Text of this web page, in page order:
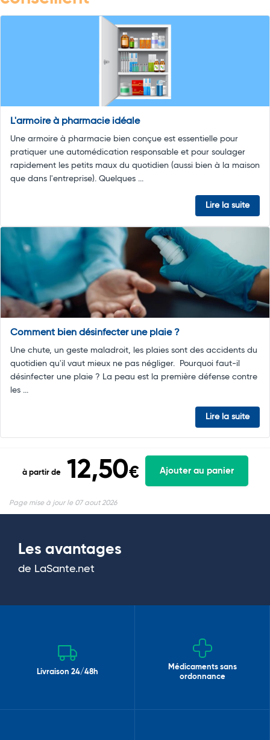
L'armoire à pharmacie idéale
Une armoire à pharmacie bien conçue est essentielle pour
pratiquer une automédication responsable et pour soulager
rapidement les petits maux du quotidien (aussi bien à la maison
que dans l'entreprise). Quelques ...
Lire la suite
Comment bien désinfecter une plaie ?
Une chute, un geste maladroit, les plaies sont des accidents du
quotidien qu'il vaut mieux ne pas négliger. Pourquoi faut-il
désinfecter une plaie ? La peau est la première défense contre
les ...
Lire la suite
à partir de 12,50€ Ajouter au panier
Page mise à jour le 07 aout 2026
Les avantages
de LaSante.net
Livraison 24/48h
Médicaments sans
ordonnance